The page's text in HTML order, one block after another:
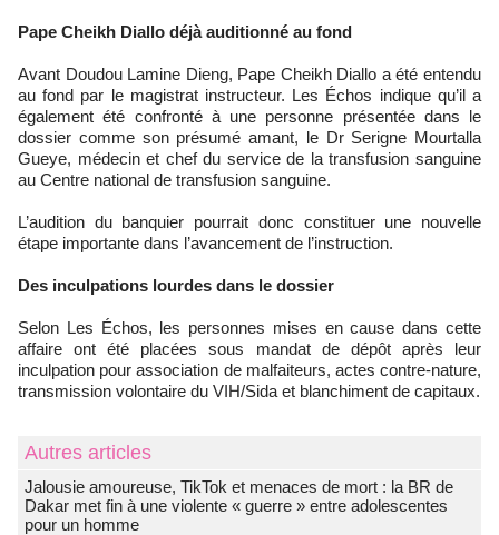
Pape Cheikh Diallo déjà auditionné au fond
Avant Doudou Lamine Dieng, Pape Cheikh Diallo a été entendu
au fond par le magistrat instructeur. Les Échos indique qu’il a
également été confronté à une personne présentée dans le
dossier comme son présumé amant, le Dr Serigne Mourtalla
Gueye, médecin et chef du service de la transfusion sanguine
au Centre national de transfusion sanguine.
L’audition du banquier pourrait donc constituer une nouvelle
étape importante dans l’avancement de l’instruction.
Des inculpations lourdes dans le dossier
Selon Les Échos, les personnes mises en cause dans cette
affaire ont été placées sous mandat de dépôt après leur
inculpation pour association de malfaiteurs, actes contre-nature,
transmission volontaire du VIH/Sida et blanchiment de capitaux.
Autres articles
Jalousie amoureuse, TikTok et menaces de mort : la BR de
Dakar met fin à une violente « guerre » entre adolescentes
pour un homme